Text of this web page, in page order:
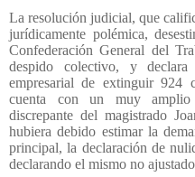
La resolución judicial, que
jurídicamente polémica,
Confederación General del
despido colectivo, y
empresarial de extinguir 924
cuenta con un muy amplio
discrepante del magistrado
hubiera debido estimar la
principal, la declaración de
declarando el mismo no